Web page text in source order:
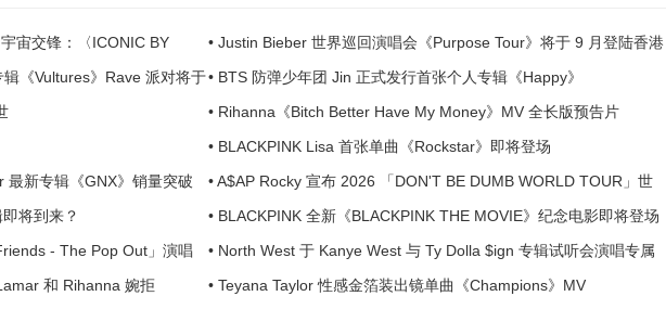
宙交锋：〈ICONIC BY
• Justin Bieber 世界巡回演唱会《Purpose Tour》将于 9 月登陆香港
《Vultures》Rave 派对将于• BTS 防弹少年团 Jin 正式发行首张个人专辑《Happy》
• Rihanna《Bitch Better Have My Money》MV 全长版预告片
• BLACKPINK Lisa 首张单曲《Rockstar》即将登场
新专辑《GNX》销量突破
•A$AP Rocky 宣布 2026 「DON'T BE DUMB WORLD TOUR」世
界巡回日期
将到来？ • BLACKPINK 全新《BLACKPINK THE MOVIE》纪念电影即将登场
- The Pop Out」演唱
• North West 于 Kanye West 与 Ty Dolla $ign 专辑试听会演唱专属
新歌
和 Rihanna 婉拒
• Teyana Taylor 性感金箔装出镜单曲《Champions》MV